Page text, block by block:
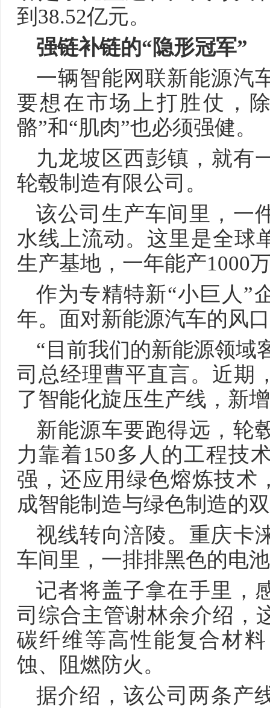
到38.52亿元。
强链补链的“隐形冠军”
一辆智能网联新能源汽
要想在市场上打胜仗，
骼”和“肌肉”也必须强健。
九龙坡区西彭镇，就
轮毂制造有限公司。
该公司生产车间里，一
水线上流动。这里是全球
生产基地，一年能产1000
作为专精特新“小巨人”
年。面对新能源汽车的风
“目前我们的新能源领域
司总经理曹平直言。近期
了智能化旋压生产线，新
新能源车要跑得远，轮
力靠着150多人的工程技
强，还应用绿色熔炼技术
成智能制造与绿色制造的
视线转向涪陵。重庆卡
车间里，一排排黑色的电
记者将盖子拿在手里，
司综合主管谢林余介绍，
碳纤维等高性能复合材
蚀、阻燃防火。
据介绍，该公司两条产